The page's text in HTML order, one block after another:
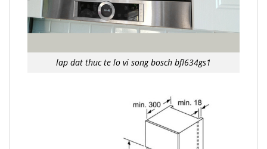
lap dat thuc te lo vi song bosch bfl634gs1